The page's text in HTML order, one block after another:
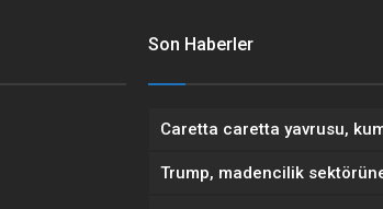
Son Haberler